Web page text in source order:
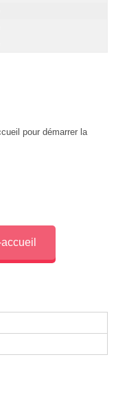
pour démarrer la